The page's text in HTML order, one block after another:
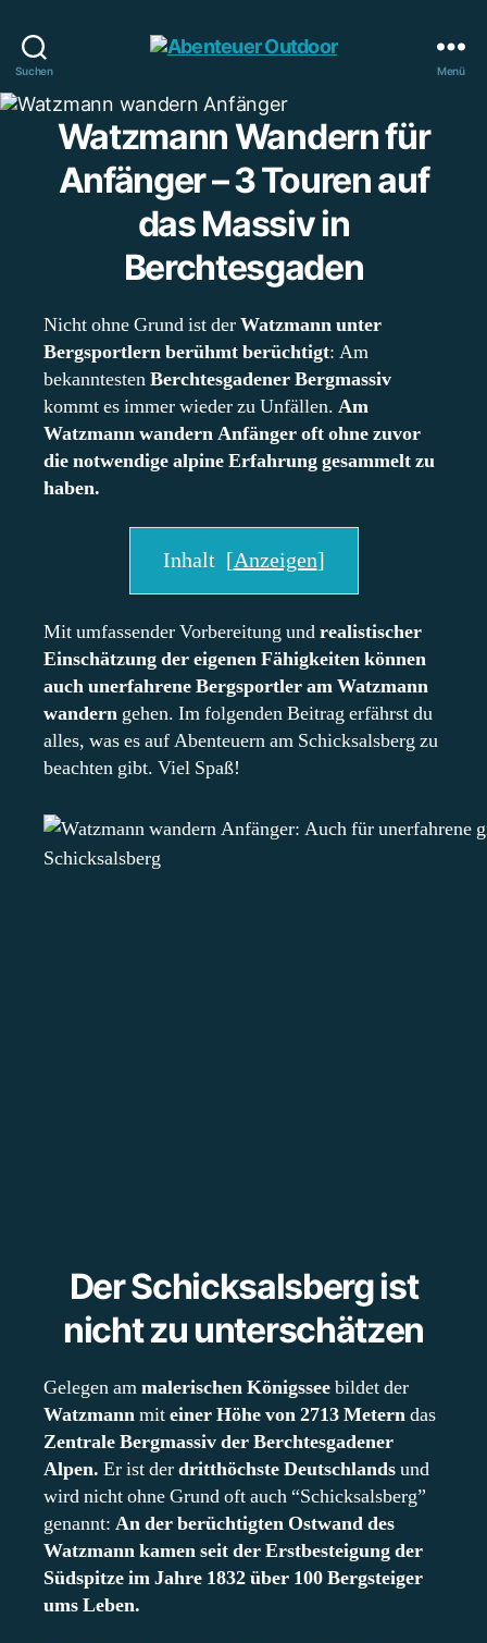
Suchen
Outdoor
Menü
Watzmann Wandern für
Anfänger – 3 Touren auf
das Massiv in
Berchtesgaden
Nicht ohne Grund ist derWatzmann unter
Bergsportlern berühmt berüchtigt: Am
bekanntestenBerchtesgadener Bergmassiv
kommt es immer wieder zu Unfällen. Am
Watzmann wandern Anfänger oft ohne zuvor
die notwendige alpine Erfahrung gesammelt zu
haben.
Inhalt [Anzeigen]
Mit umfassender Vorbereitung undrealistischer
Einschätzung der eigenen Fähigkeiten können
auch unerfahrene Bergsportler am Watzmann
wandern gehen. Im folgenden Beitrag erfährst du
alles, was es auf Abenteuern am Schicksalsberg zu
beachten gibt. Viel Spaß!
Der Schicksalsberg ist
nicht zu unterschätzen
Gelegen ammalerischen Königsseebildet der
Watzmannmiteiner Höhe von 2713 Meterndas
Zentrale Bergmassiv der Berchtesgadener
Alpen. Er ist derdritthöchste Deutschlandsund
wird nicht ohne Grund oft auch “Schicksalsberg”
genannt: An der berüchtigten Ostwand des
Watzmann kamen seit der Erstbesteigung der
Südspitze im Jahre 1832 über 100 Bergsteiger
ums Leben.